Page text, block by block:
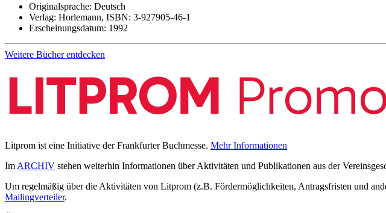
Originalsprache: Deutsch
Verlag: Horlemann, ISBN: 3-927905-46-1
Erscheinungsdatum: 1992
Weitere Bücher entdecken
Litprom ist eine Initiative der Frankfurter Buchmesse. Mehr Informationen
Im ARCHIV stehen weiterhin Informationen über Aktivitäten und Publikationen aus der
Um regelmäßig über die Aktivitäten von Litprom (z.B. Fördermöglichkeiten, Antragsfristen und
Mailingverteiler.